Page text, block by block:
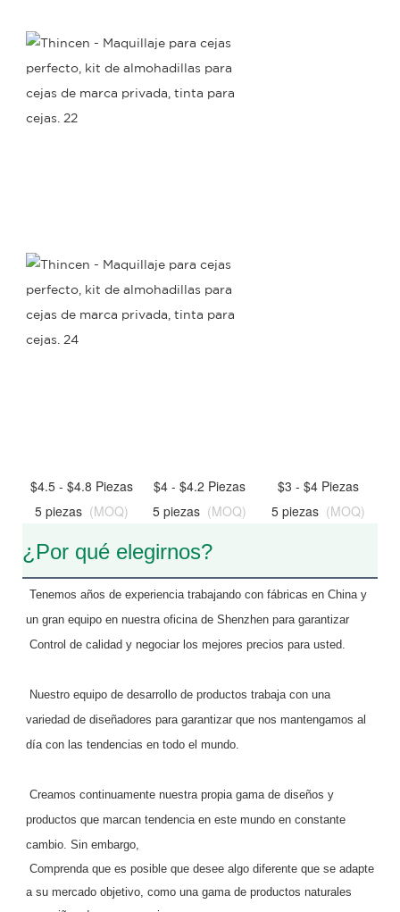
$4.5 - $4.8 Piezas
5 piezas (MOQ)
$4 - $4.2 Piezas
5 piezas (MOQ)
$3 - $4 Piezas
5 piezas (MOQ)
¿Por qué elegirnos?
Tenemos años de experiencia trabajando con fábricas en China y
un gran equipo en nuestra oficina de Shenzhen para garantizar
Control de calidad y negociar los mejores precios para usted.
Nuestro equipo de desarrollo de productos trabaja con una
variedad de diseñadores para garantizar que nos mantengamos al
día con las tendencias en todo el mundo.
productos que marcan tendencia en este mundo en constante
cambio. Sin embargo,
a su mercado objetivo, como una gama de productos naturales